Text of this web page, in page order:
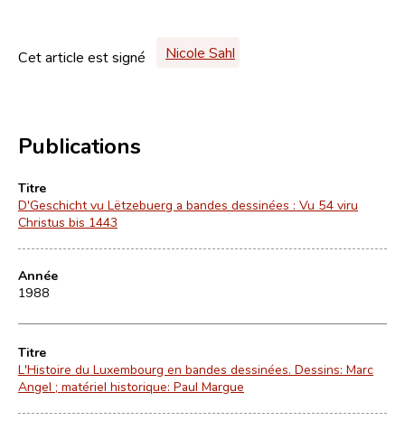
Cet article est signé Nicole Sahl
Publications
Titre
D'Geschicht vu Lëtzebuerg a bandes dessinées : Vu 54 viru
Christus bis 1443
Année
1988
Titre
L'Histoire du Luxembourg en bandes dessinées. Dessins: Marc
Angel ; matériel historique: Paul Margue